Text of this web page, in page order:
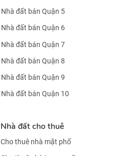
Nhà đất bán Quận 5
Nhà đất bán Quận 6
Nhà đất bán Quận 7
Nhà đất bán Quận 8
Nhà đất bán Quận 9
Nhà đất bán Quận 10
Nhà đất cho thuê
Cho thuê nhà mặt phố